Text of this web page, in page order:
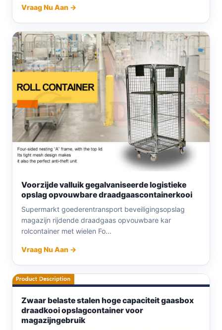
Vraag Nu Aan →
Voorzijde valluik gegalvaniseerde logistieke
opslag opvouwbare draadgaascontainerkooi
Supermarkt goederentransport beveiligingsopslag
magazijn rijdende draadgaas opvouwbare kar
rolcontainer met wielen Fo...
Vraag Nu Aan →
Zwaar belaste stalen hoge capaciteit gaasbox
draadkooi opslagcontainer voor
magazijngebruik